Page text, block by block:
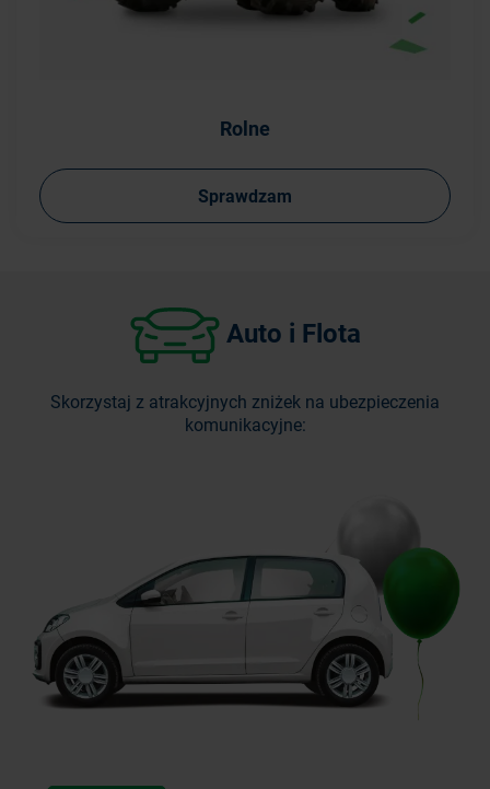
Rolne
Sprawdzam
Auto i Flota
Skorzystaj z atrakcyjnych zniżek na ubezpieczenia
komunikacyjne: